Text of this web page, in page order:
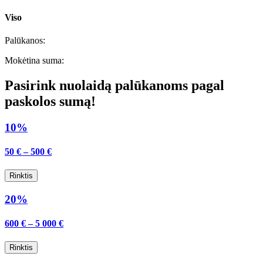
Viso
Palūkanos:
Mokėtina suma:
Pasirink nuolaidą palūkanoms pagal
paskolos sumą!
10%
50 € – 500 €
Rinktis
20%
600 € – 5 000 €
Rinktis